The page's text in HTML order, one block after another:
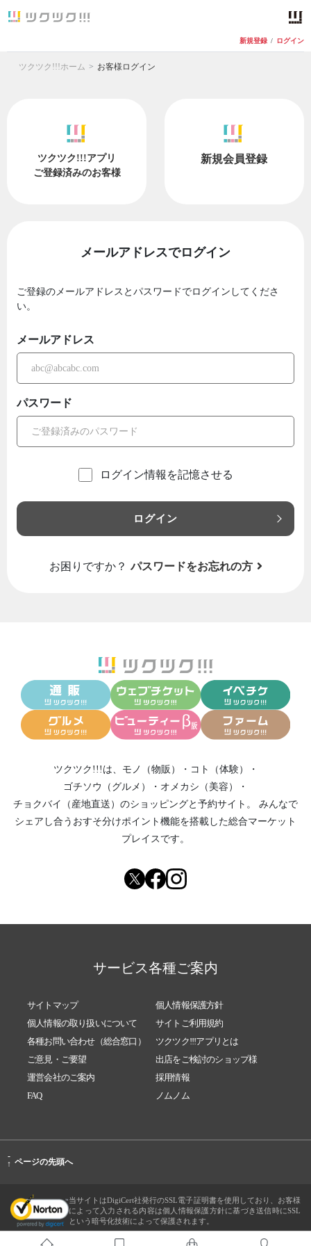
新規登録 / ログイン
ツクツク!!!ホーム お客様ログイン
ツクツク!!!アプリ
ご登録済みのお客様
新規会員登録
メールアドレスでログイン
ご登録のメールアドレスとパスワードでログインしてくださ
い。
メールアドレス
パスワード
ログイン情報を記憶させる
ログイン
お困りですか？ パスワードをお忘れの方
ツクツク!!!は、 モノ（物販） ・ コト（体験）
・
ゴチソウ（グルメ）
・ オメカシ（美容）
・
チョクバイ（産地直送） のショッピングと予約サイト。
みんなで
シェアし合う おすそ分けポイント機能を搭載した総合マーケット
プレイスです。
サービス各種ご案内
サイトマップ
個人情報保護方針
個人情報の取り扱いについて
サイトご利用規約
各種お問い合わせ（総合窓口）
ツクツク!!!アプリとは
ご意見・ご要望
出店をご検討のショップ様
運営会社のご案内
採用情報
FAQ
ノムノム
-
↑ ページの先頭へ
当サイトはDigiCert社発行のSSL電子証明書を使用しており、お客様
によって入力される内容は個人情報保護方針に基づき送信時にSSL
という暗号化技術によって保護されます。